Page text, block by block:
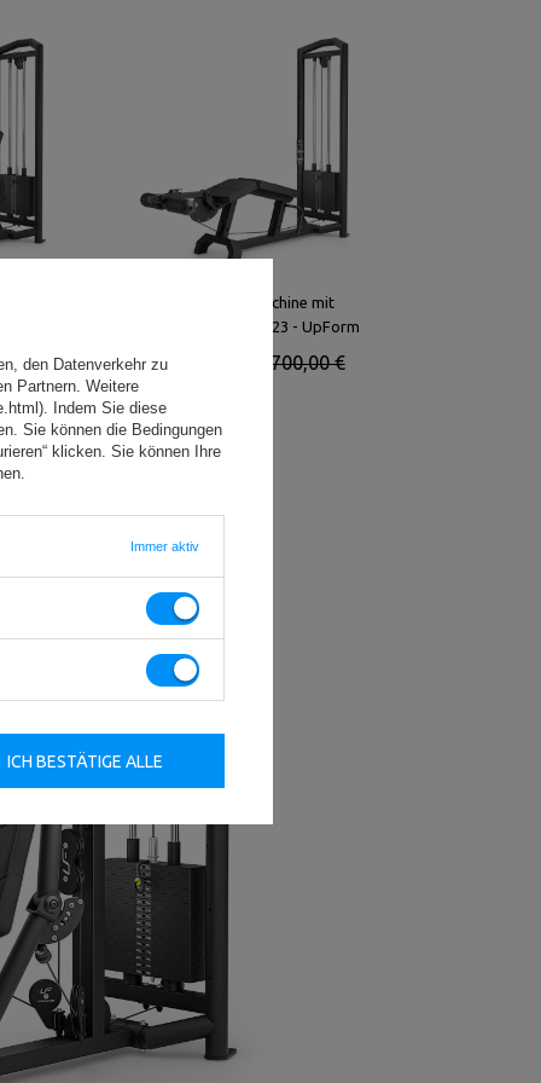
€
Beinbeugermaschine mit
Gewichtsturm UF-023 - UpForm
2 700,00 €
2 160,00 €
den Datenverkehr zu
Partnern. Weitere
Indem Sie diese
Sie können die Bedingungen
klicken. Sie können Ihre
Immer aktiv
ICH BESTÄTIGE ALLE